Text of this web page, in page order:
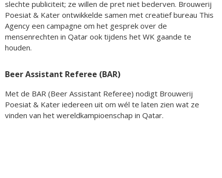
slechte publiciteit; ze willen de pret niet bederven. Brouwerij
Poesiat & Kater ontwikkelde samen met creatief bureau This
Agency een campagne om het gesprek over de
mensenrechten in Qatar ook tijdens het WK gaande te
houden.
Beer Assistant Referee (BAR)
Met de BAR (Beer Assistant Referee) nodigt Brouwerij
Poesiat & Kater iedereen uit om wél te laten zien wat ze
vinden van het wereldkampioenschap in Qatar.